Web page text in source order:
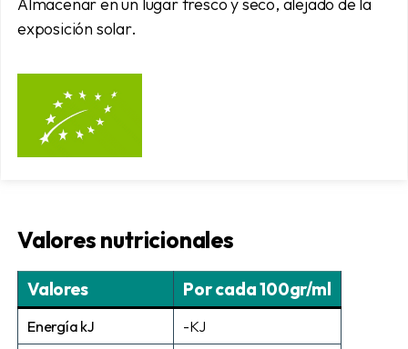
Valores nutricionales
Valores Por cada 100gr/ml
Energía kJ
-KJ
Almacenar en un lugar fresco y seco, alejado de la
exposición solar.